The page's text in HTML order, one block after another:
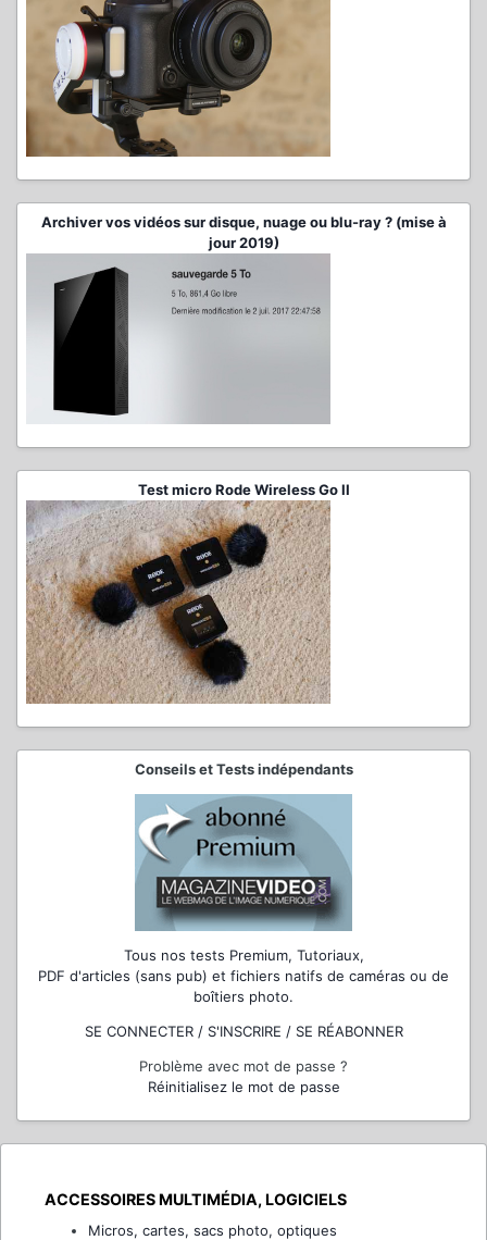
Archiver vos vidéos sur disque, nuage ou blu-ray ? (mise à
jour 2019)
Test micro Rode Wireless Go II
Conseils et Tests indépendants
Tous nos tests Premium, Tutoriaux,
PDF d'articles (sans pub) et fichiers natifs de caméras ou de
boîtiers photo.
SE CONNECTER / S'INSCRIRE / SE RÉABONNER
Problème avec mot de passe ?
Réinitialisez le mot de passe
ACCESSOIRES MULTIMÉDIA, LOGICIELS
Micros, cartes, sacs photo, optiques